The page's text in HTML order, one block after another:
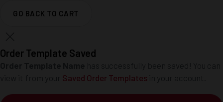
GO BACK TO CART
Order Template Saved
Saved Order Templates